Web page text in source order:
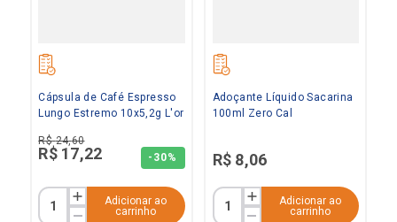
Cápsula de Café Espresso
Lungo Estremo 10x5,2g L'or
R$ 24,60
R$ 17,22 - 30%
Adicionar ao
carrinho
Adoçante Líquido Sacarina
100ml Zero Cal
R$ 8,06
Adicionar ao
carrinho